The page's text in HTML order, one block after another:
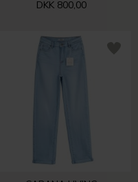
DKK 800,00